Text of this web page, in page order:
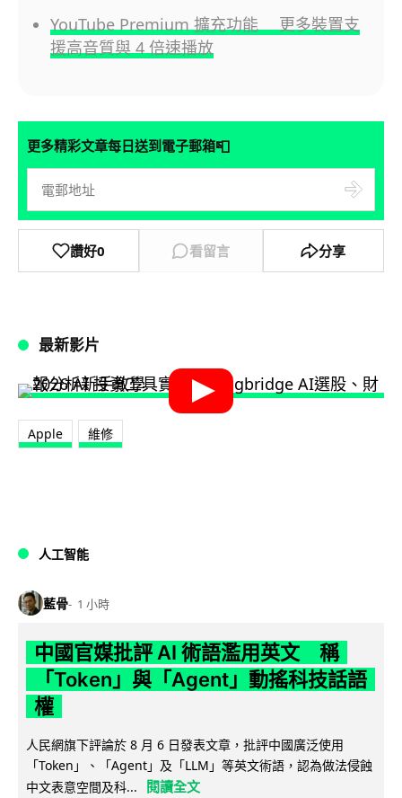
YouTube Premium 擴充功能 更多裝置支
援高音質與 4 倍速播放
更多精彩文章每日送到電子郵箱📮
讚好0 看留言 分享
最新影片
Apple 維修
人工智能
藍骨 1 小時
中國官媒批評 AI 術語濫用英文 稱
「Token」與「Agent」動搖科技話語
權
人民網旗下評論於 8 月 6 日發表文章，批評中國廣泛使用
「Token」、「Agent」及「LLM」等英文術語，認為做法侵蝕
中文表意空間及科...
閱讀全文